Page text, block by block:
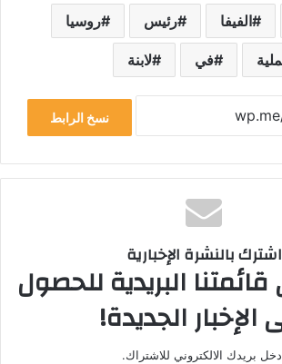
الفيفا رئيس روسيا
في لابنة
نسخ الرابط
اشترك بالنشرة الإخبارية
البريدية للحصول
الإخبار الجديدة!
بريدك الالكتروني للاشتراك.